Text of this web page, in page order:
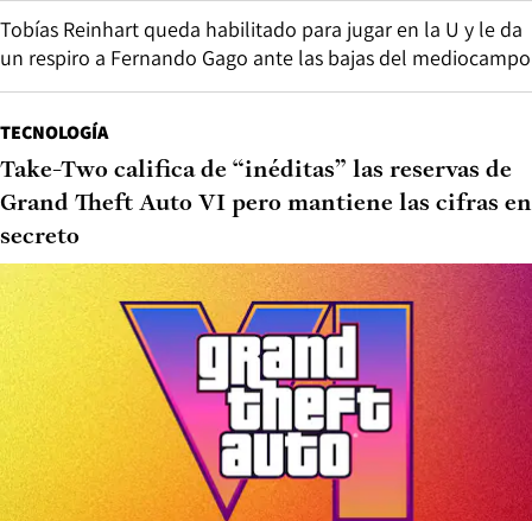
Tobías Reinhart queda habilitado para jugar en la U y le da
un respiro a Fernando Gago ante las bajas del mediocampo
TECNOLOGÍA
Take-Two califica de “inéditas” las reservas de
Grand Theft Auto VI pero mantiene las cifras en
secreto